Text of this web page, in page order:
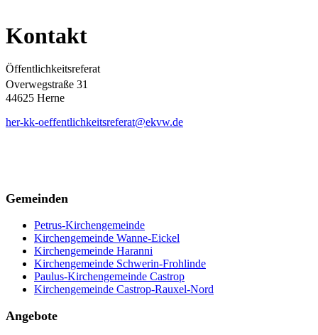
Kontakt
Öffentlichkeitsreferat
Overwegstraße 31
44625 Herne
her-kk-oeffentlichkeitsreferat@ekvw.de
Gemeinden
Petrus-Kirchengemeinde
Kirchengemeinde Wanne-Eickel
Kirchengemeinde Haranni
Kirchengemeinde Schwerin-Frohlinde
Paulus-Kirchengemeinde Castrop
Kirchengemeinde Castrop-Rauxel-Nord
Angebote